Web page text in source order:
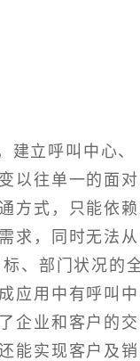
建立呼叫中心、
以往单一的面对
方式，只能依赖
求，同时无法从
、部门状况的
应用中有呼叫中
企业和客户的交
能实现客户及销